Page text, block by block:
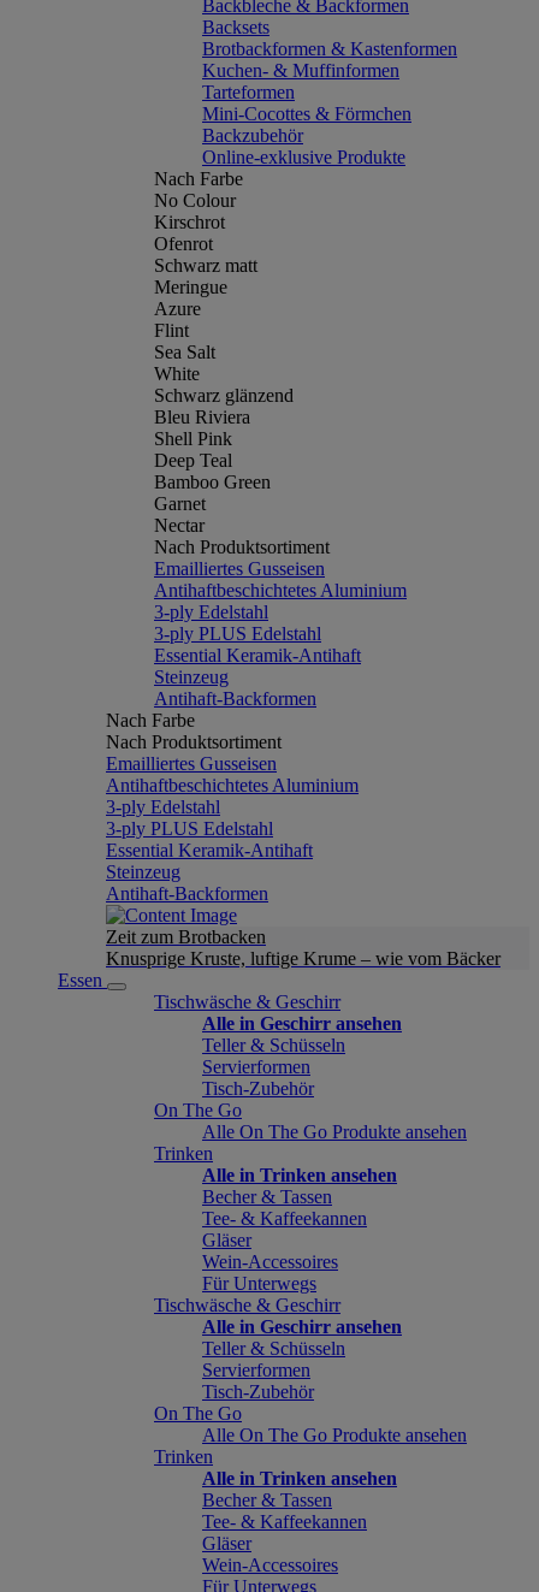
Backbleche & Backformen
Backsets
Brotbackformen & Kastenformen
Kuchen- & Muffinformen
Tarteformen
Mini-Cocottes & Förmchen
Backzubehör
Online-exklusive Produkte
Nach Farbe
No Colour
Kirschrot
Ofenrot
Schwarz matt
Meringue
Azure
Flint
Sea Salt
White
Schwarz glänzend
Bleu Riviera
Shell Pink
Deep Teal
Bamboo Green
Garnet
Nectar
Nach Produktsortiment
Emailliertes Gusseisen
Antihaftbeschichtetes Aluminium
3-ply Edelstahl
3-ply PLUS Edelstahl
Essential Keramik-Antihaft
Steinzeug
Antihaft-Backformen
Nach Farbe
Nach Produktsortiment
Emailliertes Gusseisen
Antihaftbeschichtetes Aluminium
3-ply Edelstahl
3-ply PLUS Edelstahl
Essential Keramik-Antihaft
Steinzeug
Antihaft-Backformen
Zeit zum Brotbacken
Knusprige Kruste, luftige Krume – wie vom Bäcker
Essen
Tischwäsche & Geschirr
Alle in Geschirr ansehen
Teller & Schüsseln
Servierformen
Tisch-Zubehör
On The Go
Alle On The Go Produkte ansehen
Trinken
Alle in Trinken ansehen
Becher & Tassen
Tee- & Kaffeekannen
Gläser
Wein-Accessoires
Für Unterwegs
Tischwäsche & Geschirr
Alle in Geschirr ansehen
Teller & Schüsseln
Servierformen
Tisch-Zubehör
On The Go
Alle On The Go Produkte ansehen
Trinken
Alle in Trinken ansehen
Becher & Tassen
Tee- & Kaffeekannen
Gläser
Wein-Accessoires
Für Unterwegs